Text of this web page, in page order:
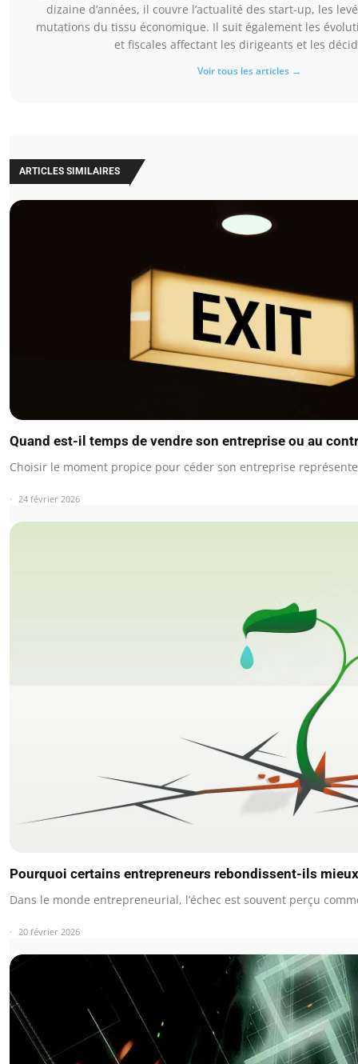
dizaine d’années, il couvre l’actualité des start-up, les
mutations du tissu économique. Il suit également les
et fiscales affectant les dirigeants et les
Voir tous les articles →
ARTICLES SIMILAIRES
Quand est-il temps de vendre son entreprise ou au
Choisir le moment propice pour céder son entreprise
24 février 2026
Pourquoi certains entrepreneurs rebondissent-ils
Dans le monde entrepreneurial, l’échec est souvent perçu
20 février 2026